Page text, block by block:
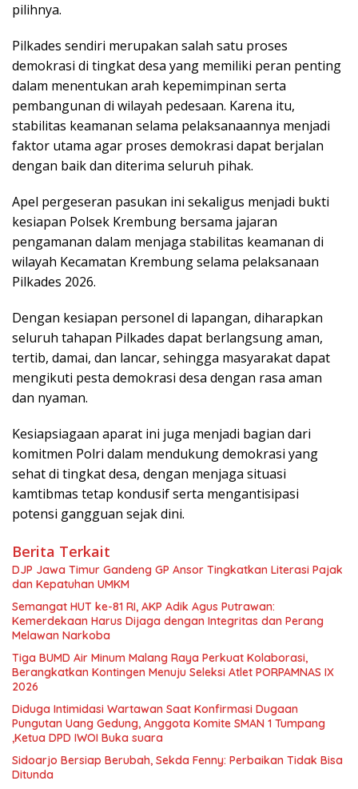
pilihnya.
Pilkades sendiri merupakan salah satu proses
demokrasi di tingkat desa yang memiliki peran penting
dalam menentukan arah kepemimpinan serta
pembangunan di wilayah pedesaan. Karena itu,
stabilitas keamanan selama pelaksanaannya menjadi
faktor utama agar proses demokrasi dapat berjalan
dengan baik dan diterima seluruh pihak.
Apel pergeseran pasukan ini sekaligus menjadi bukti
kesiapan Polsek Krembung bersama jajaran
pengamanan dalam menjaga stabilitas keamanan di
wilayah Kecamatan Krembung selama pelaksanaan
Pilkades 2026.
Dengan kesiapan personel di lapangan, diharapkan
seluruh tahapan Pilkades dapat berlangsung aman,
tertib, damai, dan lancar, sehingga masyarakat dapat
mengikuti pesta demokrasi desa dengan rasa aman
dan nyaman.
Kesiapsiagaan aparat ini juga menjadi bagian dari
komitmen Polri dalam mendukung demokrasi yang
sehat di tingkat desa, dengan menjaga situasi
kamtibmas tetap kondusif serta mengantisipasi
potensi gangguan sejak dini.
Berita Terkait
DJP Jawa Timur Gandeng GP Ansor Tingkatkan Literasi Pajak
dan Kepatuhan UMKM
Semangat HUT ke-81 RI, AKP Adik Agus Putrawan:
Kemerdekaan Harus Dijaga dengan Integritas dan Perang
Melawan Narkoba
Tiga BUMD Air Minum Malang Raya Perkuat Kolaborasi,
Berangkatkan Kontingen Menuju Seleksi Atlet PORPAMNAS IX
2026
Diduga Intimidasi Wartawan Saat Konfirmasi Dugaan
Pungutan Uang Gedung, Anggota Komite SMAN 1 Tumpang
,Ketua DPD IWOI Buka suara
Sidoarjo Bersiap Berubah, Sekda Fenny: Perbaikan Tidak Bisa
Ditunda